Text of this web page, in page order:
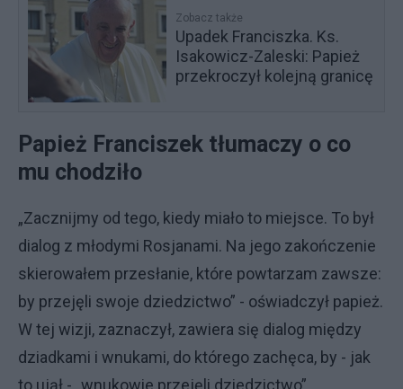
Zobacz także
Upadek Franciszka. Ks.
Isakowicz-Zaleski: Papież
przekroczył kolejną granicę
Papież Franciszek tłumaczy o co
mu chodziło
„Zacznijmy od tego, kiedy miało to miejsce. To był
dialog z młodymi Rosjanami. Na jego zakończenie
skierowałem przesłanie, które powtarzam zawsze:
by przejęli swoje dziedzictwo” - oświadczył papież.
W tej wizji, zaznaczył, zawiera się dialog między
dziadkami i wnukami, do którego zachęca, by - jak
to ujął - „wnukowie przejęli dziedzictwo”.